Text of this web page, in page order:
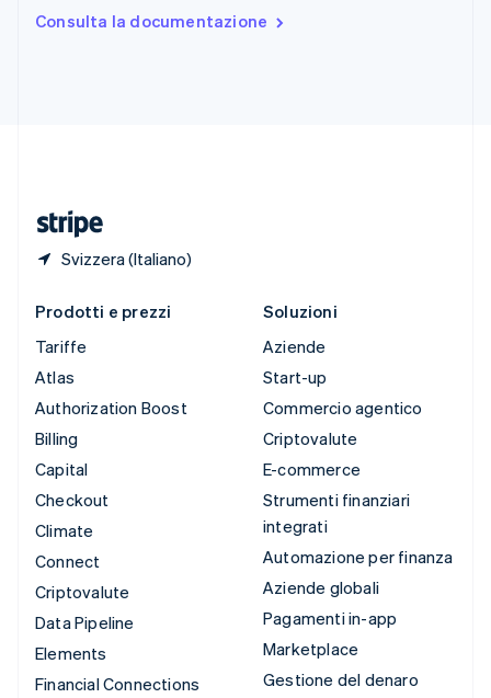
Consulta la documentazione
Svizzera (Italiano)
English Español简体中文
Prodotti e prezzi
Tariffe
Atlas
Authorization Boost
Billing
Capital
Checkout
Climate
Connect
Criptovalute
Data Pipeline
Elements
Financial Connections
Soluzioni
Aziende
Start-up
Commercio agentico
Criptovalute
E-commerce
Strumenti finanziari
integrati
Automazione per finanza
Aziende globali
Pagamenti in-app
Marketplace
Gestione del denaro